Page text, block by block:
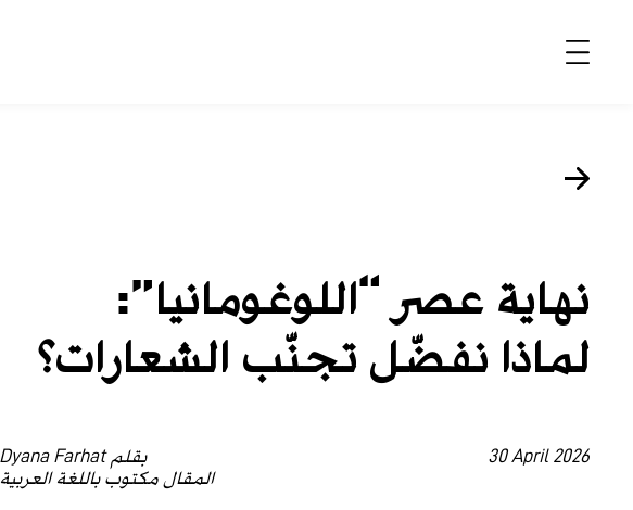
موضة وجمال
ديسكوفري
مجوهرات وساعات
مستقبل
نهاية عصر “اللوغومانيا”:
لماذا نفضّل تجنّب الشعارات؟
30 April 2026
بقلم Dyana Farhat
المقال مكتوب باللغة العربية